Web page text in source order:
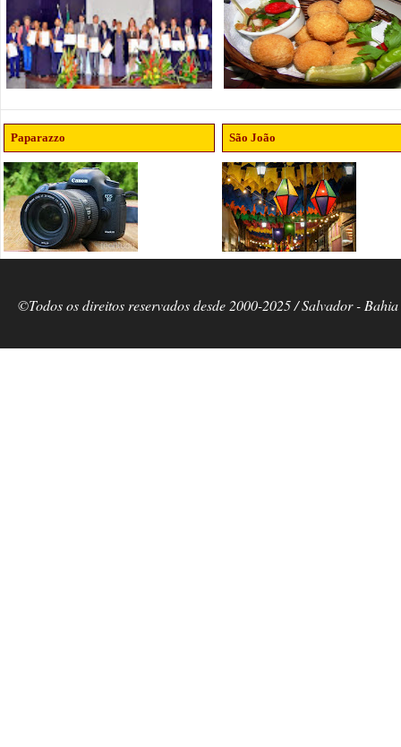
Paparazzo São João
©Todos os direitos reservados desde 2000-2025 / Salvador -